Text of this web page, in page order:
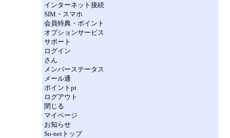
インターネット接続
SIM・スマホ
会員特典・ポイント
オプションサービス
サポート
ログイン
さん
メンバーステータス
メール通
ポイントpt
ログアウト
閉じる
マイページ
お知らせ
So-netトップ